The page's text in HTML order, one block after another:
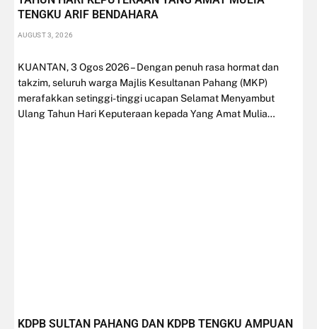
TENGKU ARIF BENDAHARA
AUGUST 3, 2026
KUANTAN, 3 Ogos 2026 – Dengan penuh rasa hormat dan
takzim, seluruh warga Majlis Kesultanan Pahang (MKP)
merafakkan setinggi-tinggi ucapan Selamat Menyambut
Ulang Tahun Hari Keputeraan kepada Yang Amat Mulia…
KDPB SULTAN PAHANG DAN KDPB TENGKU AMPUAN